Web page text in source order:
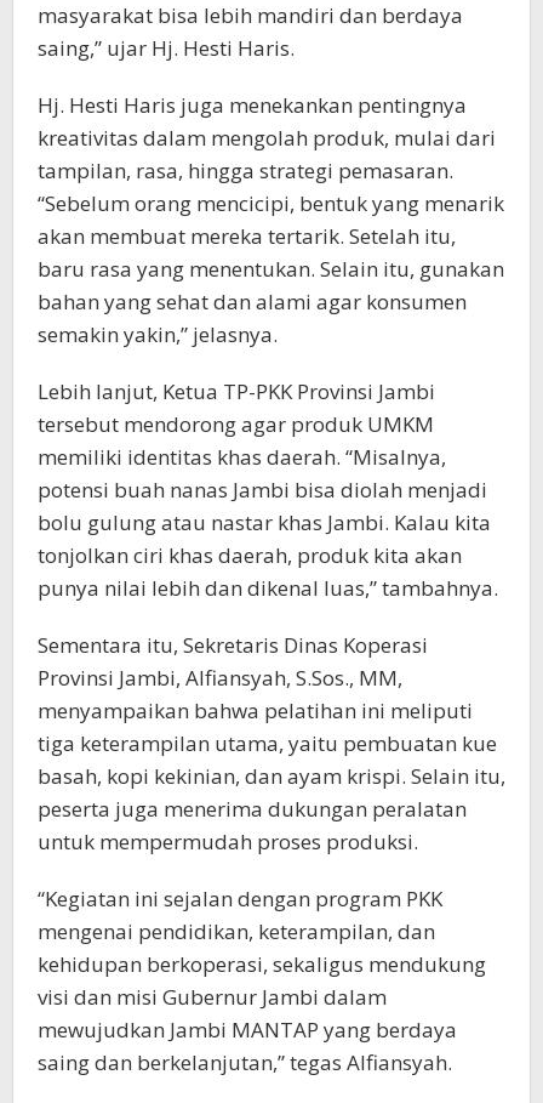
masyarakat bisa lebih mandiri dan berdaya
saing,” ujar Hj. Hesti Haris.
Hj. Hesti Haris juga menekankan pentingnya
kreativitas dalam mengolah produk, mulai dari
tampilan, rasa, hingga strategi pemasaran.
“Sebelum orang mencicipi, bentuk yang menarik
akan membuat mereka tertarik. Setelah itu,
baru rasa yang menentukan. Selain itu, gunakan
bahan yang sehat dan alami agar konsumen
semakin yakin,” jelasnya.
Lebih lanjut, Ketua TP-PKK Provinsi Jambi
tersebut mendorong agar produk UMKM
memiliki identitas khas daerah. “Misalnya,
potensi buah nanas Jambi bisa diolah menjadi
bolu gulung atau nastar khas Jambi. Kalau kita
tonjolkan ciri khas daerah, produk kita akan
punya nilai lebih dan dikenal luas,” tambahnya.
Sementara itu, Sekretaris Dinas Koperasi
Provinsi Jambi, Alfiansyah, S.Sos., MM,
menyampaikan bahwa pelatihan ini meliputi
tiga keterampilan utama, yaitu pembuatan kue
basah, kopi kekinian, dan ayam krispi. Selain itu,
peserta juga menerima dukungan peralatan
untuk mempermudah proses produksi.
“Kegiatan ini sejalan dengan program PKK
mengenai pendidikan, keterampilan, dan
kehidupan berkoperasi, sekaligus mendukung
visi dan misi Gubernur Jambi dalam
mewujudkan Jambi MANTAP yang berdaya
saing dan berkelanjutan,” tegas Alfiansyah.